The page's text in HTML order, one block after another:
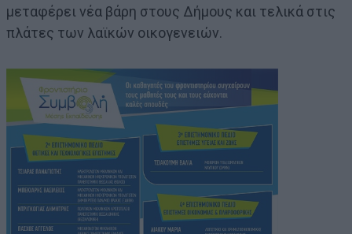
μεταφέρει νέα βάρη στους Δήμους και τελικά στις
πλάτες των λαϊκών οικογενειών.